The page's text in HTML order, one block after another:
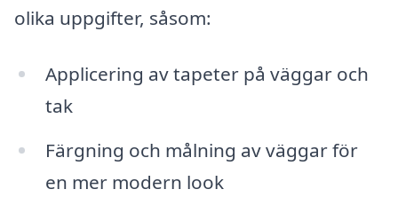
olika uppgifter, såsom:
Applicering av tapeter på väggar och
tak
Färgning och målning av väggar för
en mer modern look